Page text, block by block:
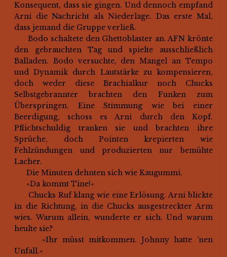
Konsequent, dass sie gingen. Und dennoch empfand
Arni die Nachricht als Niederlage. Das erste Mal,
dass jemand die Gruppe verließ.
Bodo schaltete den Ghettoblaster an. AFN krönte
den gebrauchten Tag und spielte ausschließlich
Balladen. Bodo versuchte, den Mangel an Tempo
und Dynamik durch Lautstärke zu kompensieren,
doch weder diese Brachialkur noch Chucks
Selbstgebrannter brachten den Funken zum
Überspringen. Eine Stimmung wie bei einer
Beerdigung, schoss es Arni durch den Kopf.
Pflichtschuldig tranken sie und brachten ihre
Sprüche, doch Pointen krepierten wie
Fehlzündungen und produzierten nur bemühte
Lacher.
Die Minuten dehnten sich wie Kaugummi.
»Da kommt Tine!«
Chucks Ruf klang wie eine Erlösung. Arni blickte
in die Richtung, in die Chucks ausgestreckter Arm
wies. Warum allein, wunderte er sich. Und warum
heulte sie?
»Ihr müsst mitkommen. Johnny hatte ’nen
Unfall.«